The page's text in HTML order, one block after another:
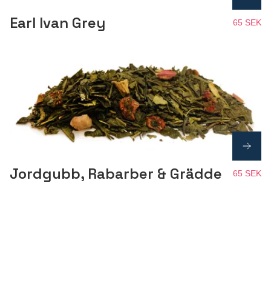
Earl Ivan Grey 65 SEK
Jordgubb, Rabarber & Grädde 65 SEK